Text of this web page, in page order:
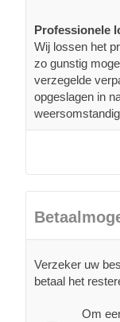
Professionele
Wij lossen het
zo gunstig
verzegelde
opgeslagen in
Verzeker uw
betaal het
Om